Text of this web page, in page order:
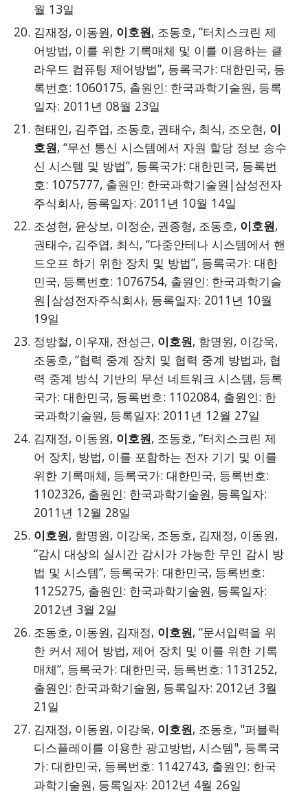
월 13일
김재정, 이동원, 이호원, 조동호, “터치스크린 제
어방법, 이를 위한 기록매체 및 이를 이용하는 클
라우드 컴퓨팅 제어방법”, 등록국가: 대한민국, 등
록번호: 1060175, 출원인: 한국과학기술원, 등록
일자: 2011년 08월 23일
현태인, 김주엽, 조동호, 권태수, 최식, 조오현, 이
호원, “무선 통신 시스템에서 자원 할당 정보 송수
신 시스템 및 방법”, 등록국가: 대한민국, 등록번
호: 1075777, 출원인: 한국과학기술원|삼성전자
주식회사, 등록일자: 2011년 10월 14일
조성현, 윤상보, 이정순, 권종형, 조동호, 이호원,
권태수, 김주엽, 최식, “다중안테나 시스템에서 핸
드오프 하기 위한 장치 및 방법”, 등록국가: 대한
민국, 등록번호: 1076754, 출원인: 한국과학기술
원|삼성전자주식회사, 등록일자: 2011년 10월
19일
정방철, 이우재, 전성근, 이호원, 함명원, 이강욱,
조동호, “협력 중계 장치 및 협력 중계 방법과, 협
력 중계 방식 기반의 무선 네트워크 시스템, 등록
국가: 대한민국, 등록번호: 1102084, 출원인: 한
국과학기술원, 등록일자: 2011년 12월 27일
김재정, 이동원, 이호원, 조동호, “터치스크린 제
어 장치, 방법, 이를 포함하는 전자 기기 및 이를
위한 기록매체, 등록국가: 대한민국, 등록번호:
1102326, 출원인: 한국과학기술원, 등록일자:
2011년 12월 28일
이호원, 함명원, 이강욱, 조동호, 김재정, 이동원,
“감시 대상의 실시간 감시가 가능한 무인 감시 방
법 및 시스템”, 등록국가: 대한민국, 등록번호:
1125275, 출원인: 한국과학기술원, 등록일자:
2012년 3월 2일
조동호, 이동원, 김재정, 이호원, “문서입력을 위
한 커서 제어 방법, 제어 장치 및 이를 위한 기록
매체”, 등록국가: 대한민국, 등록번호: 1131252,
출원인: 한국과학기술원, 등록일자: 2012년 3월
21일
김재정, 이동원, 이강욱, 이호원, 조동호, "퍼블릭
디스플레이를 이용한 광고방법, 시스템", 등록국
가: 대한민국, 등록번호: 1142743, 출원인: 한국
과학기술원, 등록일자: 2012년 4월 26일